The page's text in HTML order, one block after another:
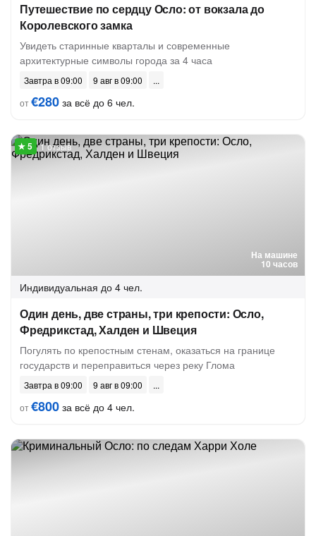
Путешествие по сердцу Осло: от вокзала до
Королевского замка
Увидеть старинные кварталы и современные
архитектурные символы города за 4 часа
Завтра в 09:00
9 авг в 09:00
от€280 за всё до 6 чел.
На машине
10 часов
1 отзыв
Индивидуальная до 4 чел.
Один день, две страны, три крепости: Осло,
Фредрикстад, Халден и Швеция
Погулять по крепостным стенам, оказаться на границе
государств и переправиться через реку Глома
Завтра в 09:00
9 авг в 09:00
от€800 за всё до 4 чел.